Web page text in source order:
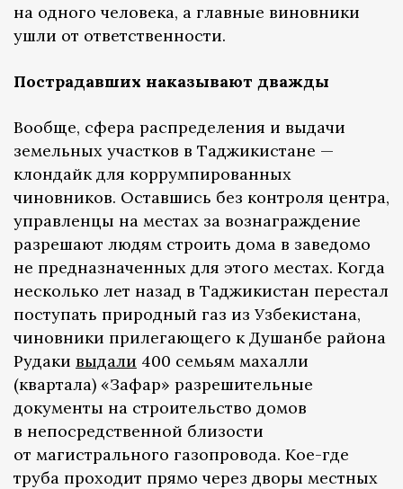
на одного человека, а главные виновники
ушли от ответственности.
Пострадавших наказывают дважды
Вообще, сфера распределения и выдачи
земельных участков в Таджикистане —
клондайк для коррумпированных
чиновников. Оставшись без контроля центра,
управленцы на местах за вознаграждение
разрешают людям строить дома в заведомо
не предназначенных для этого местах. Когда
несколько лет назад в Таджикистан перестал
поступать природный газ из Узбекистана,
чиновники прилегающего к Душанбе района
Рудаки выдали 400 семьям махалли
(квартала) «Зафар» разрешительные
документы на строительство домов
в непосредственной близости
от магистрального газопровода. Кое-где
труба проходит прямо через дворы местных